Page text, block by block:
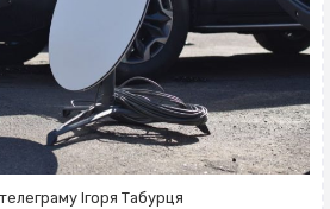
Ігоря Табурця